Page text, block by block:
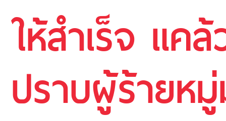
ให้สำเร็จ แค
ปราบผู้ร้ายห